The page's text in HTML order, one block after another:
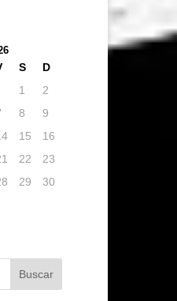
S
D
1
2
8
9
15
16
22
23
29
30